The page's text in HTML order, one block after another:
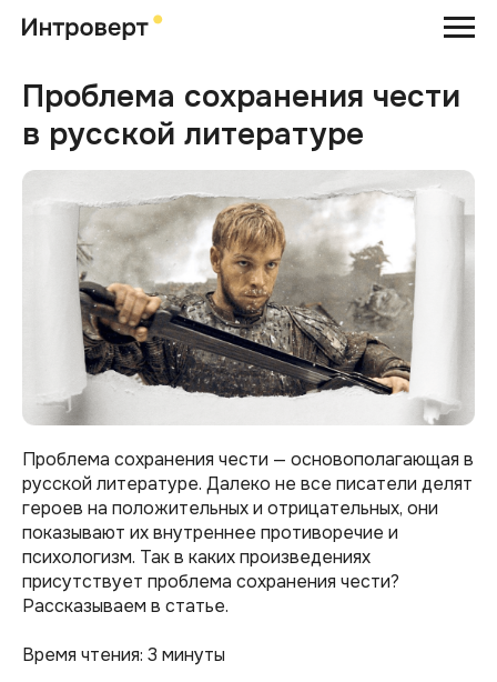
Проблема сохранения чести
в русской литературе
Проблема сохранения чести — основополагающая в
русской литературе. Далеко не все писатели делят
героев на положительных и отрицательных, они
показывают их внутреннее противоречие и
психологизм. Так в каких произведениях
присутствует проблема сохранения чести?
Рассказываем в статье.
Время чтения: 3 минуты